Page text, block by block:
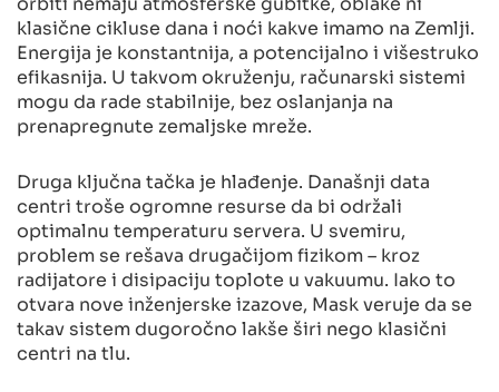
klasične cikluse dana i noći kakve imamo na Zemlji.
Energija je konstantnija, a potencijalno i višestruko
efikasnija. U takvom okruženju, računarski sistemi
mogu da rade stabilnije, bez oslanjanja na
prenapregnute zemaljske mreže.
Druga ključna tačka je hlađenje. Današnji data
centri troše ogromne resurse da bi održali
optimalnu temperaturu servera. U svemiru,
problem se rešava drugačijom fizikom – kroz
radijatore i disipaciju toplote u vakuumu. Iako to
otvara nove inženjerske izazove, Mask veruje da se
takav sistem dugoročno lakše širi nego klasični
centri na tlu.